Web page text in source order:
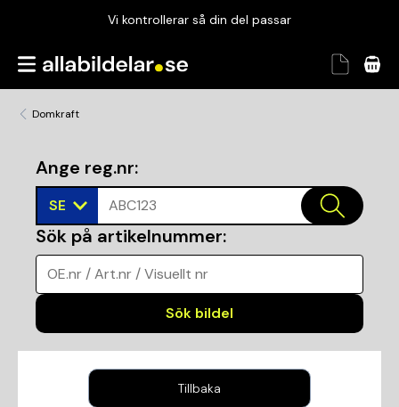
Vi kontrollerar så din del passar
Garanterad passform
Domkraft
Ange reg.nr:
SE ABC123
Sök på artikelnummer:
OE.nr / Art.nr / Visuellt nr
Sök bildel
Tillbaka